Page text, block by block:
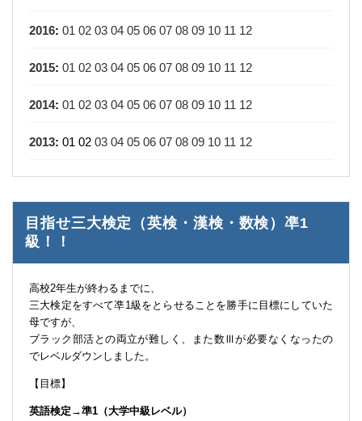
2016: 01 02 03 04 05 06 07 08 09 10 11 12
2015: 01 02 03 04 05 06 07 08 09 10 11 12
2014: 01 02 03 04 05 06 07 08 09 10 11 12
2013: 01 02 03 04 05 06 07 08 09 10 11 12
目指せ三大検定（英検・漢検・数検）凖1
級！！
高校2年生が終わるまでに、
三大検定をすべて凖1級をとらせることを勝手に目標にしていた
母ですが、
ブラック部活との両立が難しく、また数Ⅲが必要なくなったの
でレベルダウンしました。
【目標】
英語検定→準1（大学中級レベル）